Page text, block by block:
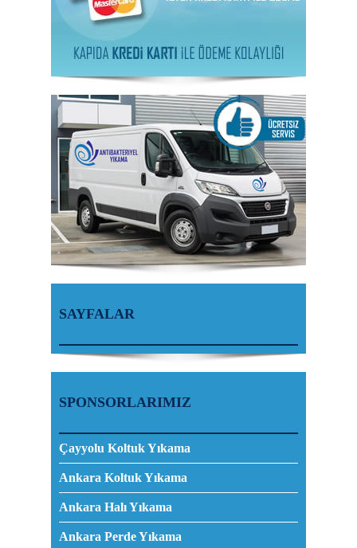
SAYFALAR
SPONSORLARIMIZ
Çayyolu Koltuk Yıkama
Ankara Koltuk Yıkama
Ankara Halı Yıkama
Ankara Perde Yıkama